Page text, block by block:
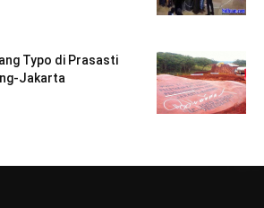
Typo di Prasasti
Jakarta